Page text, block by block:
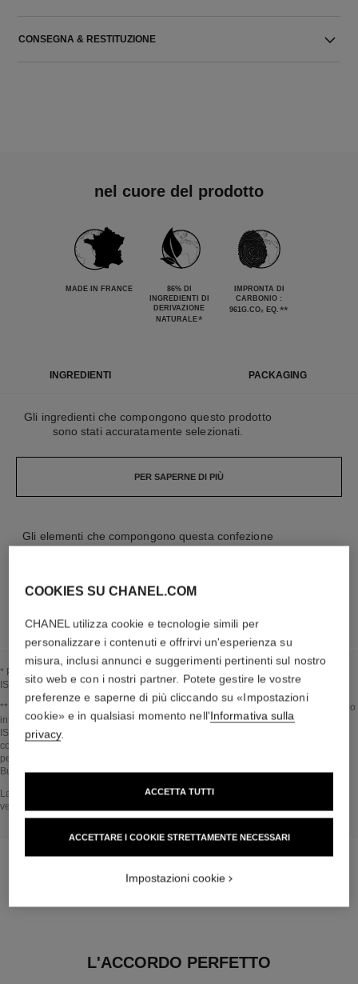
CONSEGNA & RESTITUZIONE
nel cuore del prodotto
MADE IN FRANCE
86% DI
INGREDIENTI DI
DERIVAZIONE
NATURALE*
IMPRONTA DI
CARBONIO :
961G.CO₂ EQ. **
INGREDIENTI PACKAGING
Gli ingredienti che compongono questo prodotto
sono stati accuratamente selezionati.
PER SAPERNE DI PIÙ
Gli elementi che compongono questa confezione
sono stati progettati con cura.
PER SAPERNE DI PIÙ
* Proporzione di ingredienti e derivati naturali calcolata in conformità alla norma
ISO 16128.
Tornare al video↩
** Stima calcolata nell’Aprile 2021 usando il metodo pubblicato dall’IPCC (Gruppo
intergovernativo sul cambiamento climatico) nel 2013 e in conformità alla norma
ISO 14067. Ambito di analisi: fabbricazione degli ingredienti cosmetici e dei
componenti dell'imballaggio, produzione, distribuzione, utilizzo del prodotto (se
pertinente al prodotto) e fine vita dell'imballaggio. Metodologia verificata da
Bureau Veritas.
Tornare al video↩
La sezione NEL CUORE DEL PRODOTTO si basa su informazioni raccolte e
verificate a aprile 2021.
L'ACCORDO PERFETTO
COOKIES SU CHANEL.COM
CHANEL utilizza cookie e tecnologie simili per
personalizzare i contenuti e offrirvi un'esperienza su
misura, inclusi annunci e suggerimenti pertinenti sul nostro
sito web e con i nostri partner. Potete gestire le vostre
preferenze e saperne di più cliccando su «Impostazioni
cookie» e in qualsiasi momento nell'Informativa sulla
privacy.
ACCETTARE I COOKIE STRETTAMENTE NECESSARI
ACCETTA TUTTI
Impostazioni cookie